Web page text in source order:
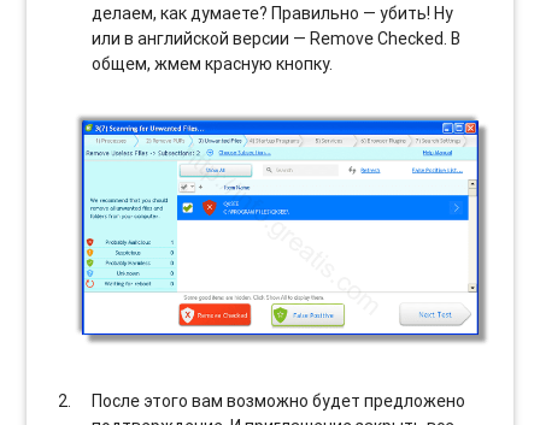
делаем, как думаете? Правильно — убить! Ну
или в английской версии — Remove Checked. В
общем, жмем красную кнопку.
После этого вам возможно будет предложено